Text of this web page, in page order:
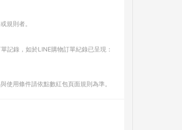
規則者。
記錄，如於LINE購物訂單紀錄已呈現：
使用條件請依點數紅包頁面規則為準。